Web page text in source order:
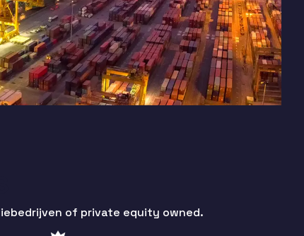
of private equity owned.